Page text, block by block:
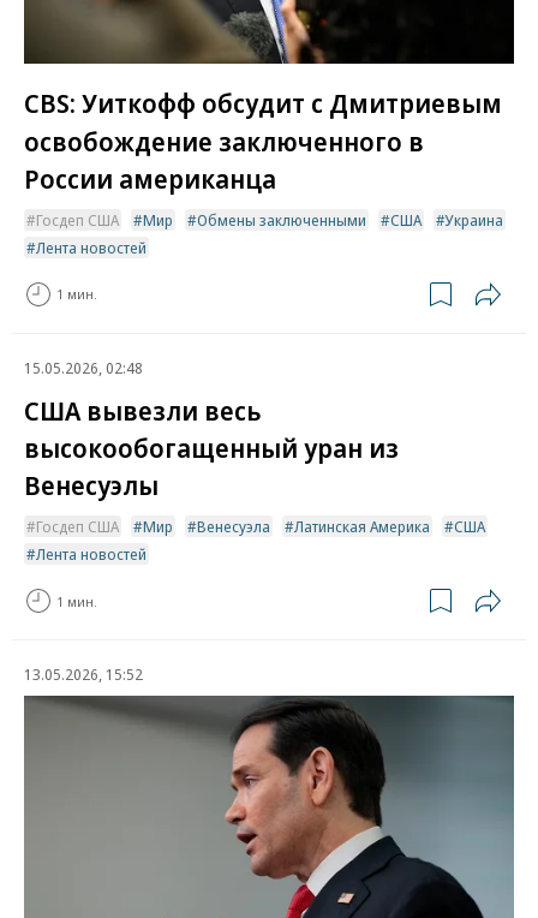
CBS: Уиткофф обсудит с Дмитриевым
освобождение заключенного в
России американца
Госдеп США Мир Обмены заключенными США
Украина
Лента новостей
1 мин.
15.05.2026, 02:48
США вывезли весь
высокообогащенный уран из
Венесуэлы
Госдеп США Мир Венесуэла Латинская Америка
США
Лента новостей
1 мин.
13.05.2026, 15:52